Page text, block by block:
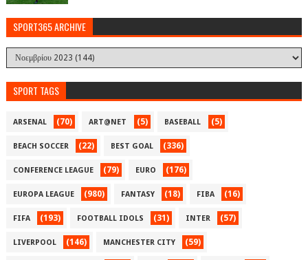
SPORT365 ARCHIVE
SPORT TAGS
ARSENAL (70) ART@NET (5) BASEBALL (5)
BEACH SOCCER (22) BEST GOAL (336)
CONFERENCE LEAGUE (79) EURO (176)
EUROPA LEAGUE (980) FANTASY (18) FIBA (16)
FIFA (193) FOOTBALL IDOLS (31) INTER (57)
LIVERPOOL (146) MANCHESTER CITY (59)